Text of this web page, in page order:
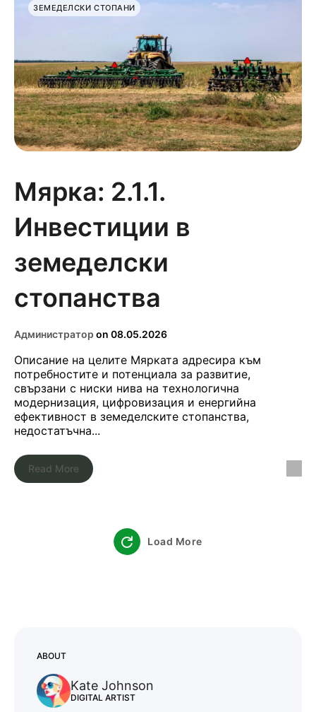
ЗЕМЕДЕЛСКИ СТОПАНИ
Мярка: 2.1.1.
Инвестиции в
земеделски
стопанства
Администратор on 08.05.2026
Описание на целите Мярката адресира към
потребностите и потенциала за развитие,
свързани с ниски нива на технологична
модернизация, цифровизация и енергийна
ефективност в земеделските стопанства,
недостатъчна...
Read More
Load More
ABOUT
Kate Johnson
DIGITAL ARTIST